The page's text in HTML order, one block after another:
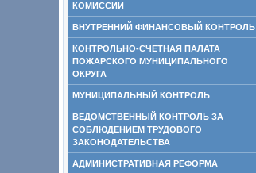
КОМИССИИ
ВНУТРЕННИЙ ФИНАНСОВЫЙ КОНТРОЛЬ
КОНТРОЛЬНО-СЧЕТНАЯ ПАЛАТА
ПОЖАРСКОГО МУНИЦИПАЛЬНОГО
ОКРУГА
МУНИЦИПАЛЬНЫЙ КОНТРОЛЬ
ВЕДОМСТВЕННЫЙ КОНТРОЛЬ ЗА
СОБЛЮДЕНИЕМ ТРУДОВОГО
ЗАКОНОДАТЕЛЬСТВА
АДМИНИСТРАТИВНАЯ РЕФОРМА